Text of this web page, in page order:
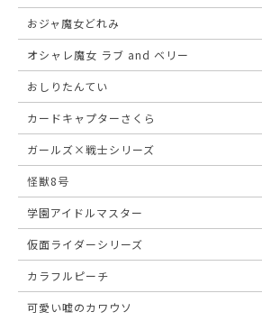
おジャ魔女どれみ
オシャレ魔女 ラブ and ベリー
おしりたんてい
カードキャプターさくら
ガールズ×戦士シリーズ
怪獣8号
学園アイドルマスター
仮面ライダーシリーズ
カラフルピーチ
可愛い嘘のカワウソ